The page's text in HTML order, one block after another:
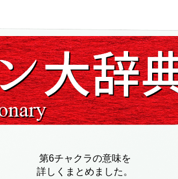
第6チャクラの意味を
詳しくまとめました。